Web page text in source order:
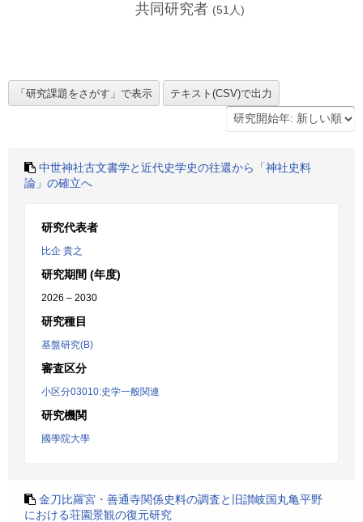
共同研究者 (51 人)
中世神社古文書学と近代史学史の往還から「神社史料
論」の確立へ
研究代表者
比企 貴之
研究期間 (年度)
2026 – 2030
研究種目
基盤研究(B)
審査区分
小区分03010:史学一般関連
研究機関
國學院大學
金刀比羅宮・善通寺関係史料の調査と旧讃岐国丸亀平野
における荘園景観の復元研究